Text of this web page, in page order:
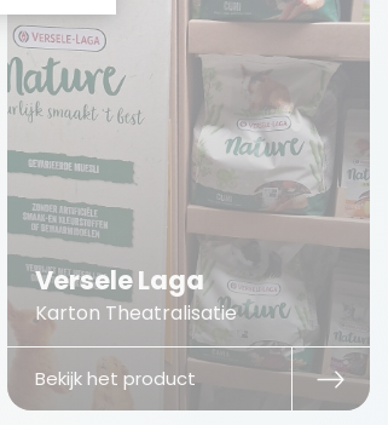
Versele Laga
Karton Theatralisatie
Bekijk het product